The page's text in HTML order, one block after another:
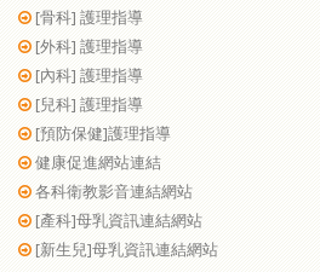
[骨科] 護理指導
[外科] 護理指導
[內科] 護理指導
[兒科] 護理指導
[預防保健]護理指導
健康促進網站連結
各科衛教影音連結網站
[產科]母乳資訊連結網站
[新生兒]母乳資訊連結網站